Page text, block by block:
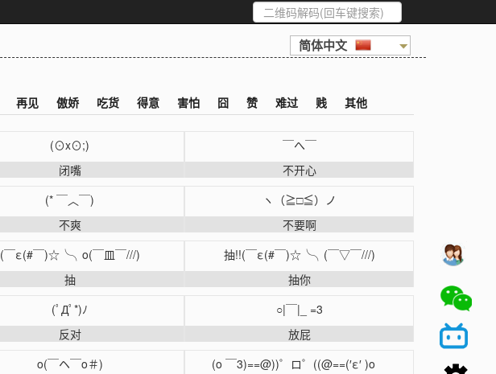
简体中文
再见 傲娇 吃货 得意 害怕 囧 赞 难过 贱 其他
(⊙x⊙;)
闭嘴
￣へ￣
不开心
(* ￣︿￣)
不爽
ヽ（≧□≦）ノ
不要啊
(￣ε(#￣)☆╰╮o(￣皿￣///)
抽
抽!!(￣ε(#￣)☆╰╮(￣▽￣///)
抽你
(ﾟДﾟ*)ﾉ
反对
○|￣|_ =3
放屁
o(￣ヘ￣o＃)
(o ￣3)==@))゜ロ゜((@==(′ε′ )o